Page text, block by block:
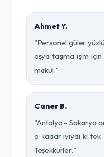
Ahmet Y.
"Personel güler
eşya taşıma işim
makul."
Caner B.
"Antalya - Sakarya
o kadar iyiydi ki tek
Teşekkürler."